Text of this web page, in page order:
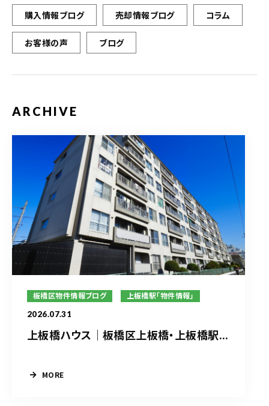
購入情報ブログ 売却情報ブログ コラム
お客様の声 ブログ
ARCHIVE
板橋区物件情報ブログ 上板橋駅「物件情報」
2026.07.31
上板橋ハウス｜板橋区上板橋・上板橋駅...
MORE